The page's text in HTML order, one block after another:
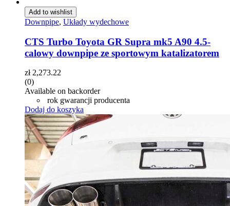
Add to wishlist
Downpipe, Układy wydechowe
CTS Turbo Toyota GR Supra mk5 A90 4.5-
calowy downpipe ze sportowym katalizatorem
zł2,273.22
(0)
Available on backorder
rok gwarancji producenta
Dodaj do koszyka